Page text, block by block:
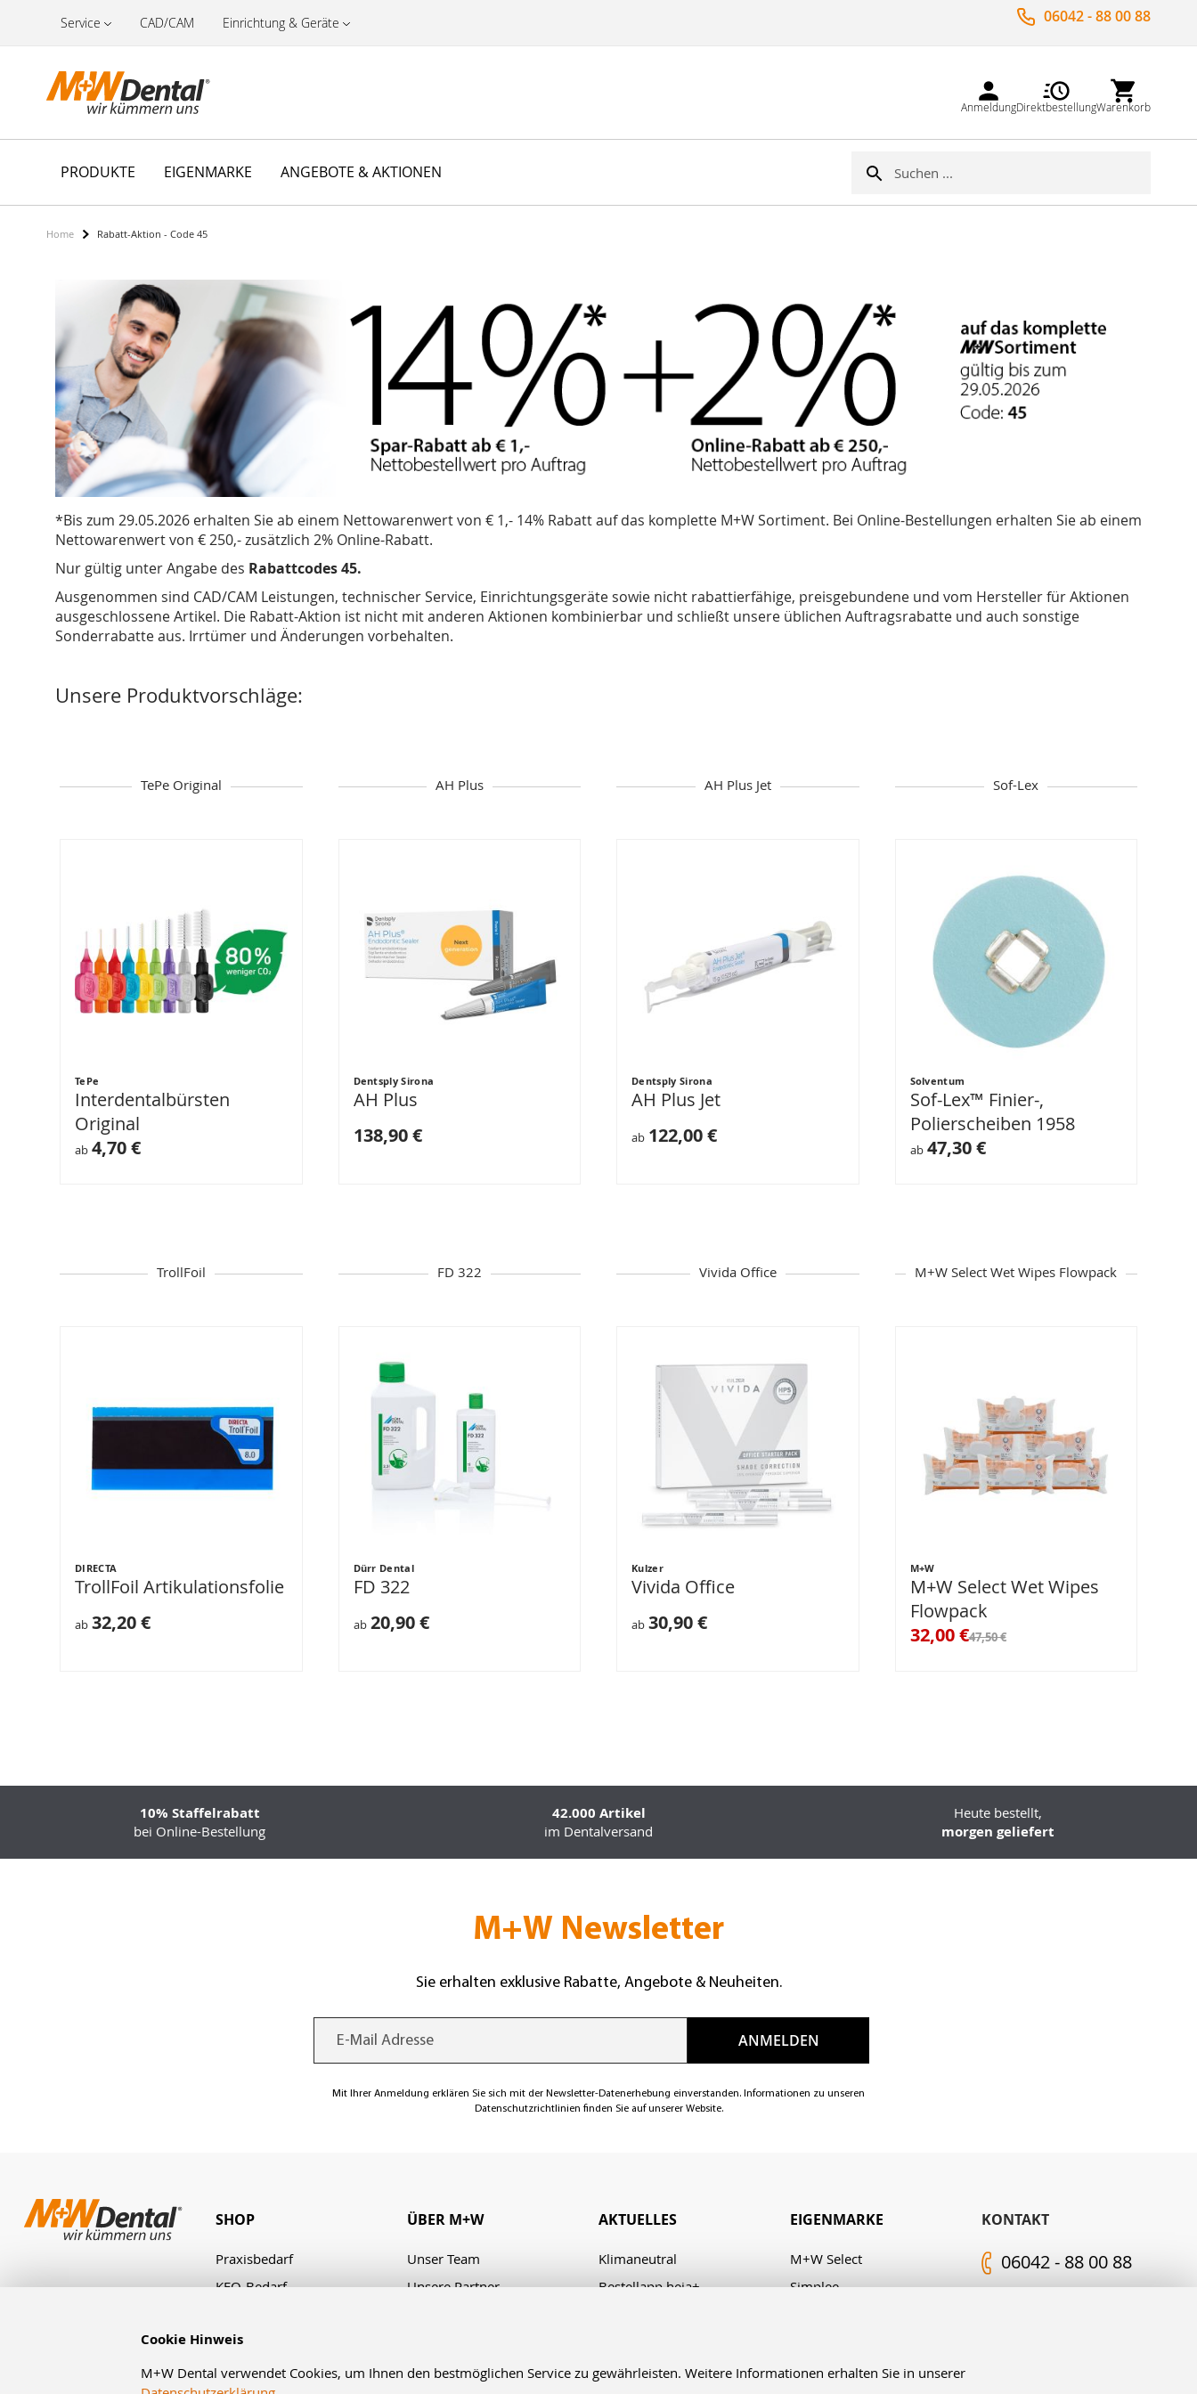
Cookie Hinweis
M+W Dental verwendet Cookies, um Ihnen den bestmöglichen Service zu gewährleisten. Weitere Informationen erhalten Sie in unserer
Service CAD/CAM Einrichtung & Geräte 06042 - 88 00 88
AnmeldungDirektbestellungWarenkorb
PRODUKTE EIGENMARKE ANGEBOTE & AKTIONEN Suche
Home Rabatt-Aktion - Code 45
*Bis zum 29.05.2026 erhalten Sie ab einem Nettowarenwert von € 1,- 14% Rabatt auf das komplette M+W Sortiment. Bei Online-Bestellungen erhalten Sie ab einem
Nettowarenwert von € 250,- zusätzlich 2% Online-Rabatt.
Nur gültig unter Angabe des Rabattcodes 45.
Ausgenommen sind CAD/CAM Leistungen, technischer Service, Einrichtungsgeräte sowie nicht rabattierfähige, preisgebundene und vom Hersteller für Aktionen
ausgeschlossene Artikel. Die Rabatt-Aktion ist nicht mit anderen Aktionen kombinierbar und schließt unsere üblichen Auftragsrabatte und auch sonstige
Sonderrabatte aus. Irrtümer und Änderungen vorbehalten.
Unsere Produktvorschläge:
TePe Original
TePe
Interdentalbürsten
Original
ab 4,70 €
AH Plus
Dentsply Sirona
AH Plus
138,90 €
AH Plus Jet
Dentsply Sirona
AH Plus Jet
ab 122,00 €
Sof-Lex
Solventum
Sof-Lex™ Finier-,
Polierscheiben 1958
ab 47,30 €
TrollFoil
DIRECTA
TrollFoil Artikulationsfolie
ab 32,20 €
FD 322
Dürr Dental
FD 322
ab 20,90 €
Vivida Office
Kulzer
Vivida Office
ab 30,90 €
M+W Select Wet Wipes Flowpack
M+W
M+W Select Wet Wipes
Flowpack
sonderangebot
32,00 €47,50 €
10% Staffelrabatt
bei Online-Bestellung
42.000 Artikel
im Dentalversand
Heute bestellt,
morgen geliefert
M+W Newsletter
Sie erhalten exklusive Rabatte, Angebote & Neuheiten.
Mit Ihrer Anmeldung erklären Sie sich mit der Newsletter-Datenerhebung einverstanden. Informationen zu unseren
Datenschutzrichtlinien finden Sie auf unserer Website.
KONTAKT
06042 - 88 00 88
SHOP
Praxisbedarf
KFO-Bedarf
Zahnbestellung
Angebote & Aktionen
ÜBER M+W
Unser Team
Unsere Partner
Kontakt & Anfahrt
AKTUELLES
Klimaneutral
Bestellapp heja+
EIGENMARKE
M+W Select
Simplee